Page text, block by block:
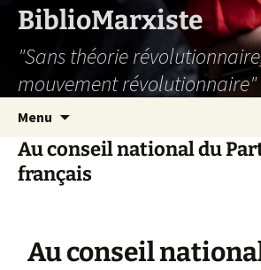
Aller
contenu
BiblioMarxiste
"Sans théorie
mouvement révolutionnaire"
Menu
Au conseil national du
français
Au conseil